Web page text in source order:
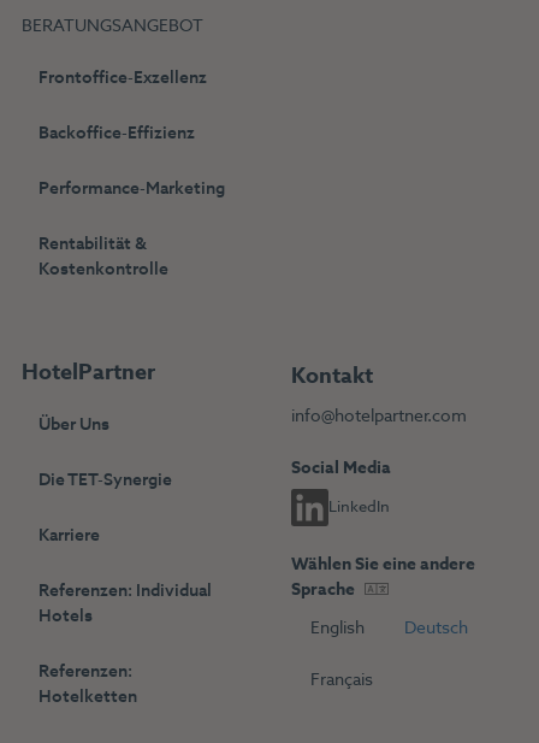
BERATUNGSANGEBOT
Frontoffice-Exzellenz
Backoffice-Effizienz
Performance-Marketing
Rentabilität &
Kostenkontrolle
HotelPartner
Über Uns
Die TET-Synergie
Karriere
Referenzen: Individual
Hotels
Referenzen:
Hotelketten
Kontakt
info@hotelpartner.com
Social Media
LinkedIn
Wählen Sie eine andere
Sprache
English
Deutsch
Français